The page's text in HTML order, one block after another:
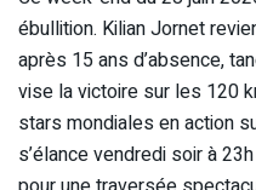
ébullition. Kilian Jornet
après 15 ans d’absence,
vise la victoire sur les 120
stars mondiales en action
s’élance vendredi soir à